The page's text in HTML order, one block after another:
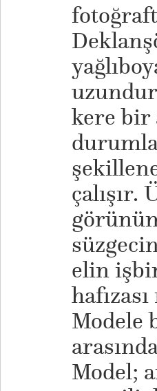
kere bir
çalışır.
elin
Modele
Model;